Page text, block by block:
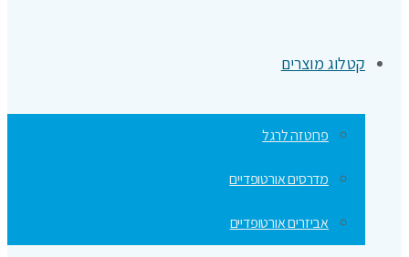
קטלוג מוצרים
פרוטזה לרגל
מדרסים אורטופדיים
אביזרים אורטופדיים